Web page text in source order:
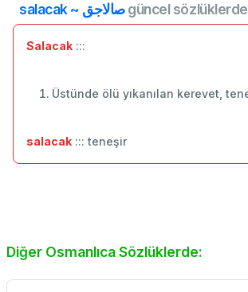
salacak ~ صالاجقgüncel sözlüklerde
Salacak :::
Üstünde ölü yıkanılan kerevet,
salacak ::: teneşir
Diğer Osmanlıca Sözlüklerde: